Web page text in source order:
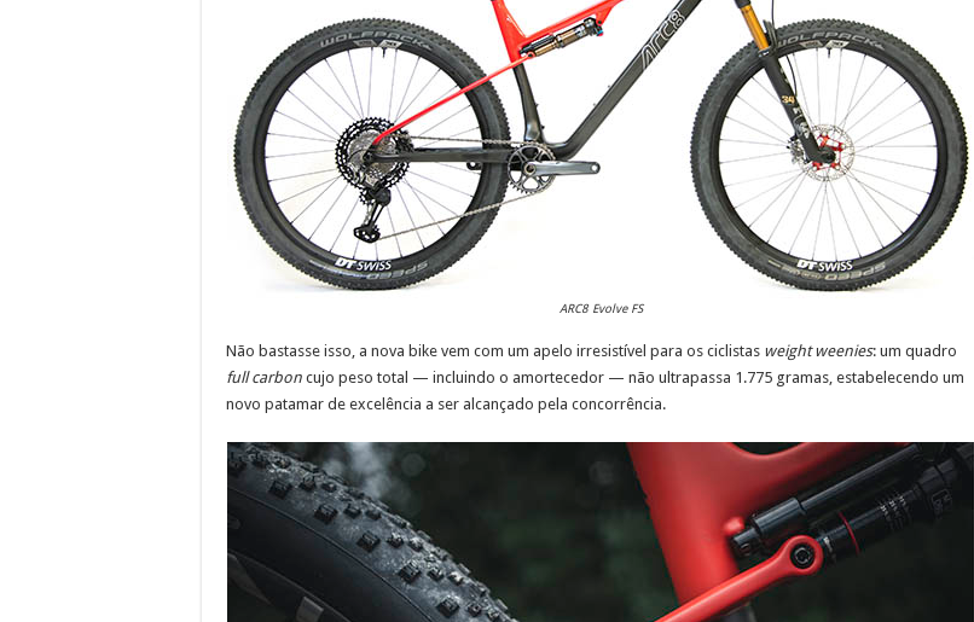
ARC8 Evolve FS
Não bastasse isso, a nova bike vem com um apelo irresistível para os ciclistas weight weenies: um quadro
full carbon cujo peso total — incluindo o amortecedor — não ultrapassa 1.775 gramas, estabelecendo um
novo patamar de excelência a ser alcançado pela concorrência.